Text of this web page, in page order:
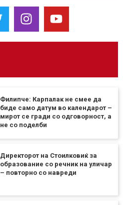
Филипче: Карпалак не смее да
биде само датум во календарот –
мирот се гради со одговорност, а
не со поделби
Директорот на Стоилковиќ за
образование со речник на уличар
– повторно со навреди